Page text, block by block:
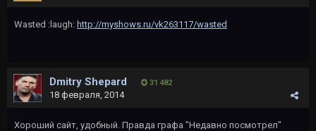
Wasted :laugh: http://myshows.ru/vk263117/wasted
Dmitry Shepard 31 482
18 февраля, 2014
Хороший сайт, удобный. Правда графа "Недавно посмотрел"